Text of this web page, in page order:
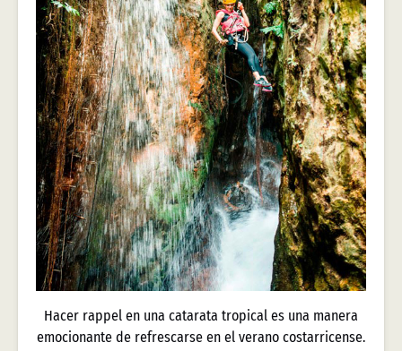
Hacer rappel en una catarata tropical es una manera
emocionante de refrescarse en el verano costarricense.